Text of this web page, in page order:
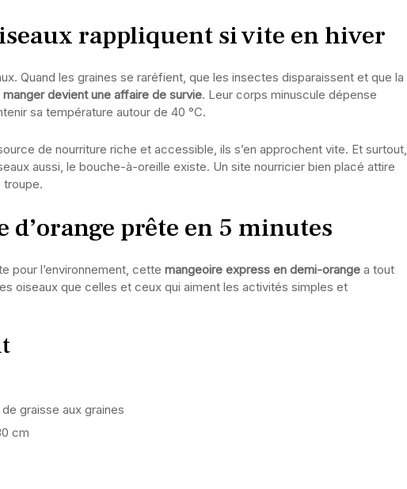
rappliquent si vite en hiver
Quand les graines se raréfient, que les insectes disparaissent et que la
devient une affaire de survie. Leur corps minuscule dépense
sa température autour de 40 °C.
de nourriture riche et accessible, ils s’en approchent vite. Et surtout,
aussi, le bouche-à-oreille existe. Un site nourricier bien placé attire
troupe.
d’orange prête en 5 minutes
pour l’environnement, cette mangeoire express en demi-orange a tout
oiseaux que celles et ceux qui aiment les activités simples et
graisse aux graines
cm